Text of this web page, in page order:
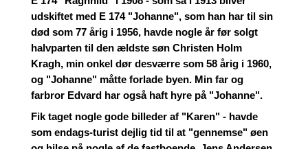
udskiftet med E 174 "Johanne", som han har til sin
død som 77 årig i 1956, havde nogle år før solgt
halvparten til den ældste søn Christen Holm
Kragh, min onkel dør desværre som 58 årig i 1960,
og "Johanne" måtte forlade byen. Min far og
farbror Edvard har også haft hyre på "Johanne".
Fik taget nogle gode billeder af "Karen" - havde
som endags-turist dejlig tid til at "gennemse" øen